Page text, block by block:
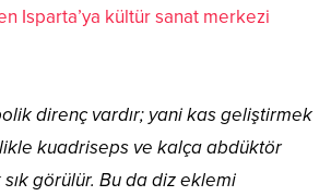
Isparta’ya kültür sanat merkezi
direnç vardır; yani kas geliştirmek
kuadriseps ve kalça abdüktör
sık görülür. Bu da diz eklemi